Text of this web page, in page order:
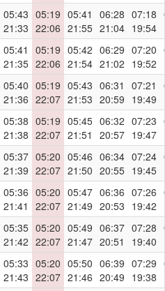
05:43
21:33
05:19
22:06
05:41
21:55
06:28
21:04
07:18
19:54
05:41
21:35
05:19
22:06
05:42
21:54
06:29
21:02
07:20
19:52
05:40
21:36
05:19
22:07
05:43
21:53
06:31
20:59
07:21
19:49
05:38
21:38
05:19
22:07
05:45
21:51
06:32
20:57
07:23
19:47
05:37
21:39
05:20
22:07
05:46
21:50
06:34
20:55
07:24
19:45
05:36
21:41
05:20
22:07
05:47
21:49
06:36
20:53
07:26
19:42
05:35
21:42
05:20
22:07
05:49
21:47
06:37
20:51
07:28
19:40
05:33
21:43
05:20
22:07
05:50
21:46
06:39
20:49
07:29
19:38